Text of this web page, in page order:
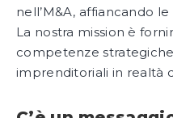
nell’M&A, affiancando
La nostra mission è
competenze
imprenditoriali in realtà